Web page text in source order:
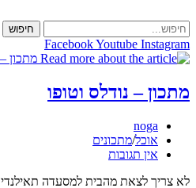
to
content
חיפוש
FacebookYoutube Instagram
מתכון – נודלס וטופו
מחבר:
noga
קטגוריה:
אוכל/מתכונים
תגובות:
אין תגובות
לא צריך לצאת מהבית למסעדה